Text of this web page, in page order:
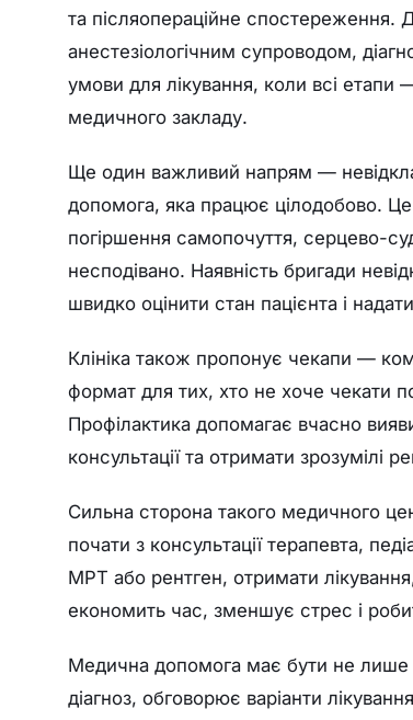
та післяопераційне спостереження.
анестезіологічним супроводом,
умови для лікування, коли всі
медичного закладу.
Ще один важливий напрям —
допомога, яка працює цілодобово.
погіршення самопочуття, серцево-
несподівано. Наявність бригади
швидко оцінити стан пацієнта і
Клініка також пропонує чекапи —
формат для тих, хто не хоче чекати
Профілактика допомагає вчасно
консультації та отримати зрозумілі
Сильна сторона такого медичного
почати з консультації терапевта,
МРТ або рентген, отримати
економить час, зменшує стрес і
Медична допомога має бути не лише
діагноз, обговорює варіанти